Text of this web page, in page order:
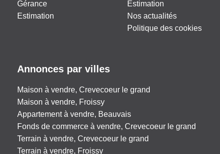
Gérance
Estimation
Estimation
Nos actualités
Politique des cookies
Annonces par villes
Maison à vendre, Crevecoeur le grand
Maison à vendre, Froissy
Appartement à vendre, Beauvais
Fonds de commerce à vendre, Crevecoeur le grand
Terrain à vendre, Crevecoeur le grand
Terrain à vendre, Froissy